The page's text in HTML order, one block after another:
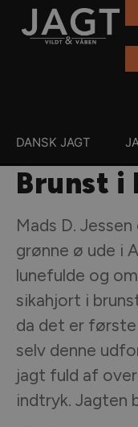
DANSK JAGT
Brunst i
Mads D.
grønne ø ude i
lunefulde og
sikahjort i
da det er første
selv denne
jagt fuld af
indtryk. Jagten